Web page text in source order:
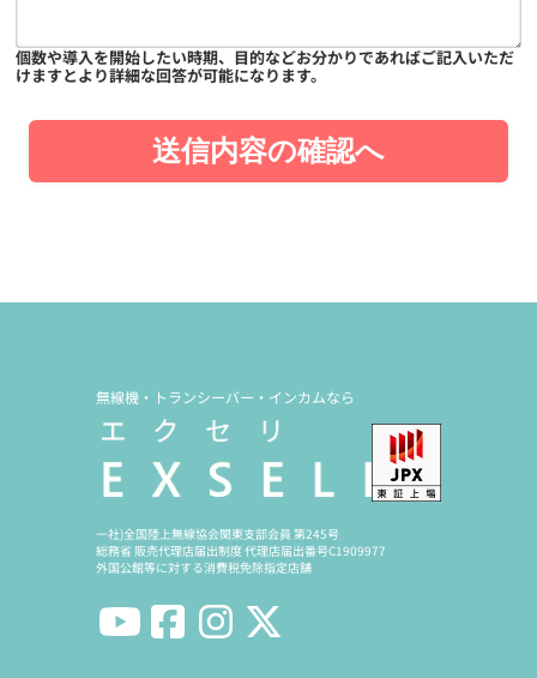
個数や導入を開始したい時期、目的などお分かりであればご記入いただ
けますとより詳細な回答が可能になります。
送信内容の確認へ
無線機・トランシーバー・インカムなら
一社)全国陸上無線協会関東支部会員 第245号
総務省 販売代理店届出制度 代理店届出番号C1909977
外国公館等に対する消費税免除指定店舗